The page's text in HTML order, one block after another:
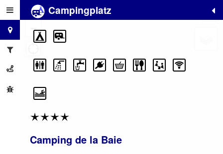
Campingplatz
Camping de la Baie
+
−